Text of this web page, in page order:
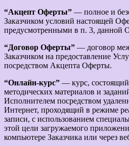
“Акцепт Оферты” — полное и
Заказчиком условий настоящей
предусмотренными в п. 3, данной
“Договор Оферты” — договор
Заказчиком на предоставление
посредством Акцепта Оферты.
“Онлайн-курс” — курс,
методических материалов и
Исполнителем посредством
Интернет, проходящий в режиме
записи, с использованием
этой цели загружаемого
компьютере Заказчика или через